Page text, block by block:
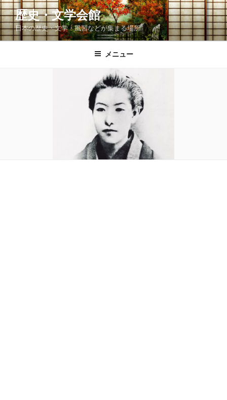
コ
ン
テ
ン
歴史・文学会館
日本の歴史・文学・風習などが集まる場所
メニュー